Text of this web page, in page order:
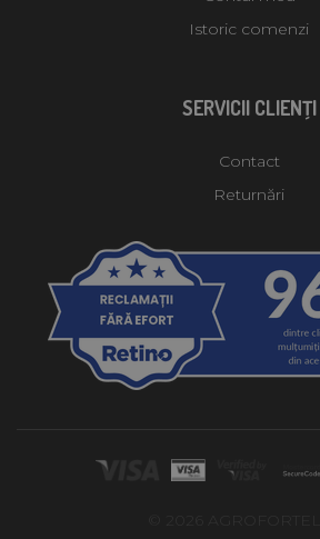
Istoric comenzi
SERVICII CLIENŢI
Contact
Returnări